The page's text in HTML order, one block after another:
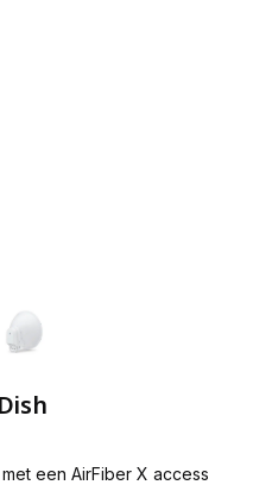
een AirFiber X access